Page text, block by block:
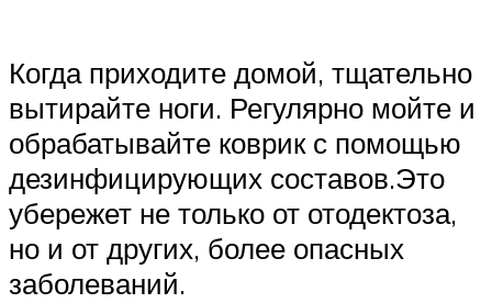
Когда приходите домой, тщательно
вытирайте ноги. Регулярно мойте и
обрабатывайте коврик с помощью
дезинфицирующих составов.Это
убережет не только от отодектоза,
но и от других, более опасных
заболеваний.